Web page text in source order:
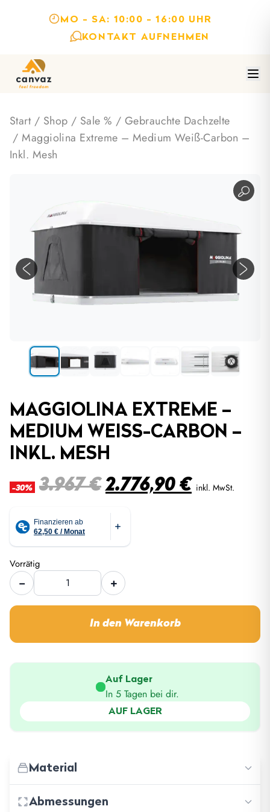
MO - SA: 10:00 - 16:00 UHR
KONTAKT AUFNEHMEN
Start/ Shop / Sale % / Gebrauchte Dachzelte
/ Maggiolina Extreme – Medium Weiß-Carbon –
Inkl. Mesh
MAGGIOLINA EXTREME –
MEDIUM WEISS-CARBON – I
NKL. MESH
-30% 3.967€Ursprünglicher
war:
3.967 €
2.776,90 € inkl. MwSt.
Vorrätig
−
Maggiolina
Extreme
-
-
Maggiolina
Extreme
Weiß-
Carbon
Inkl.
Mesh
Menge
+
In den Warenkorb
Auf Lager
In 5 Tagen bei dir.
AUF LAGER
Material
−Schale: Glasfaser
Abmessungen